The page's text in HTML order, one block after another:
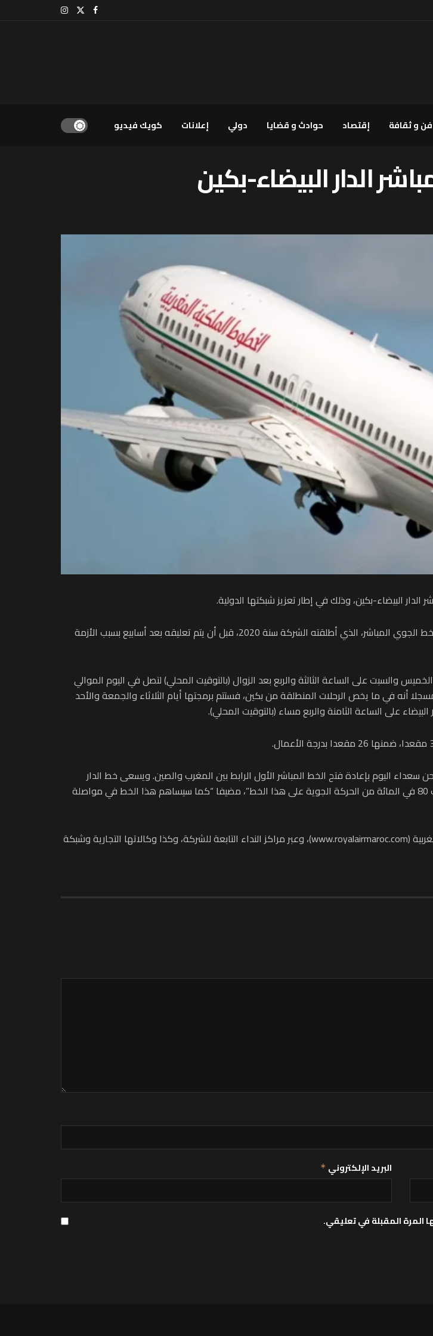
فن و ثقافة إقتصاد حوادث و قضايا دولي إعلانات كويك فيديو
الدار البیضاء-بكین
الدار البیضاء-بكین، وذلك في إطار تعزيز شبكتها الدولية.
وذكرت الشركة، في بلاغ لها، أن (لارام) ستعيد، ابتداء من 20 يناير 2025، فتح هذا الخط الجوي المباشر، الذي أطلقته الشركة سنة 2020، قبل أن يتم تعليقه بعد أسابيع بسبب الأزمة
والسبت على الساعة الثالثة والربع بعد الزوال (بالتوقيت المحلي) لتصل في اليوم الموالي
صباحا (بالتوقيت المحلي)، مسجلا أنه في ما يخص الرحلات المنطلقة من بكين، فستتم برمجتها أيام الثلاثاء والجمعة والأحد
سعداء اليوم بإعادة فتح الخط المباشر الأول الرابط بين المغرب والصين. ويسعى خط الدار
البیضاء-بكین، أساسا، إلى النهوض بالسياحة المغربية، حيث قد يشكل السياح الأجانب 80 في المائة من الحركة الجوية على هذا الخط”، مضيفا “كما سيساهم هذا الخط في مواصلة
يشار إلى أن تذاكر الرحلات متاحة للبيع على الموقع الإلكتروني للخطوط الملكية المغربية (www.royalairmaroc.com)، وعبر مراكز النداء التابعة للشركة، وكذا وكالاتها التجارية وشبكة
البريد الإلكتروني *
المرة المقبلة في تعليقي.